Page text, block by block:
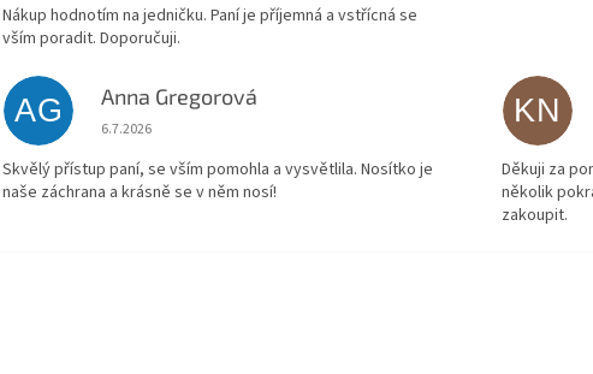
Nákup hodnotím na jedničku. Paní je příjemná a vstřícná se
vším poradit. Doporučuji.
AG Anna Gregorová
Hodnocení obchodu je 5 z 5 hvězdiček.
6.7.2026
Skvělý přístup paní, se vším pomohla a vysvětlila. Nosítko je
naše záchrana a krásně se v něm nosí!
KN
Děkuji za
několik
zakoupit.